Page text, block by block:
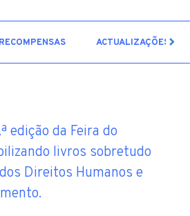
RECOMPENSAS ACTUALIZAÇÕES
edição da Feira do
livros sobretudo
Direitos Humanos e